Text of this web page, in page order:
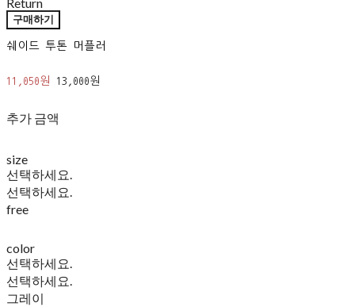
Return
구매하기
쉐이드 투톤 머플러
11,050원 13,000원
추가 금액
size
선택하세요.
선택하세요.
free
color
선택하세요.
선택하세요.
그레이